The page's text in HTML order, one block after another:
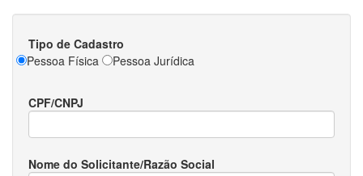
Tipo de Cadastro
Pessoa Física
Pessoa Jurídica
CPF/CNPJ
Nome do Solicitante/Razão Social